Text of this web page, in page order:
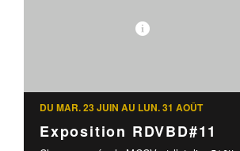
DU MAR. 23 JUIN AU LUN. 31 AOÛT
Exposition RDVBD#11